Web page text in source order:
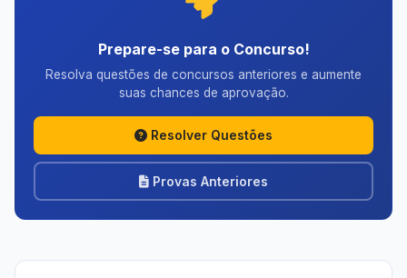
Prepare-se para o Concurso!
Resolva questões de concursos anteriores e aumente
suas chances de aprovação.
Resolver Questões
Provas Anteriores